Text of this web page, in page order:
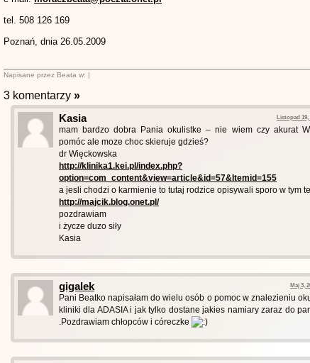
tel. 508 126 169
Poznań, dnia 26.05.2009
Napisane przez Beata w: |
3 komentarzy »
Kasia
Listopad 19,
mam bardzo dobra Pania okulistke – nie wiem czy akurat
pomóc ale moze choc skieruje gdzieś?
dr Więckowska
http://klinika1.kei.pl/index.php?
option=com_content&view=article&id=57&Itemid=155
a jesli chodzi o karmienie to tutaj rodzice opisywali sporo w tym
http://majcik.blog.onet.pl/
pozdrawiam
i życze duzo siły
Kasia
gigalek Maj 3,
Pani Beatko napisałam do wielu osób o pomoc w znalezieniu
kliniki dla ADASIA i jak tylko dostane jakies namiary zaraz do
.Pozdrawiam chłopców i córeczke